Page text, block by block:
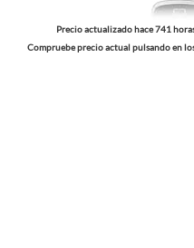
Precio actualizado hace 741
Compruebe precio actual pulsando en